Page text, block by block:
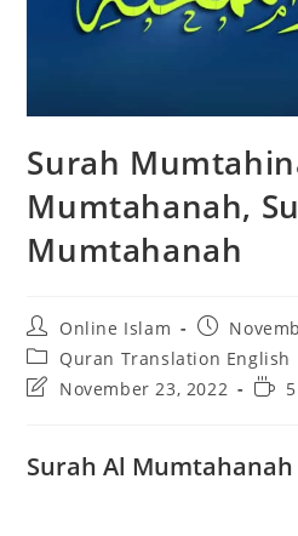
Surah
Mumtahanah,
Mumtahanah
Post
author:
Online Islam
Post
published:
Post
category:
Quran Translation English
PostNovember 23, 2022
Surah Al